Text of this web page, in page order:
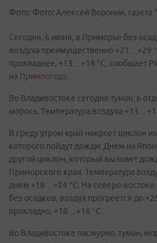
Фото: Фото: Алексей Воронин, газета
Сегодня, 6 июня, в Приморье без
воздуха преимущественно +21…+29
прохладнее, +13…+18 °C, сообщает
на Примпогоду.
Во Владивостоке сегодня туман, в
морось. Температура воздуха
В среду утром край накроет циклон
которого пойдут дожди. Днем на
другой циклон, который вызовет
Приморского края. Температура
днем +18…+24 °C. На северо-востоке
без осадков, воздух прогреется до
прохладно, +10…+16 °C.
Во Владивостоке пасмурно, туман,